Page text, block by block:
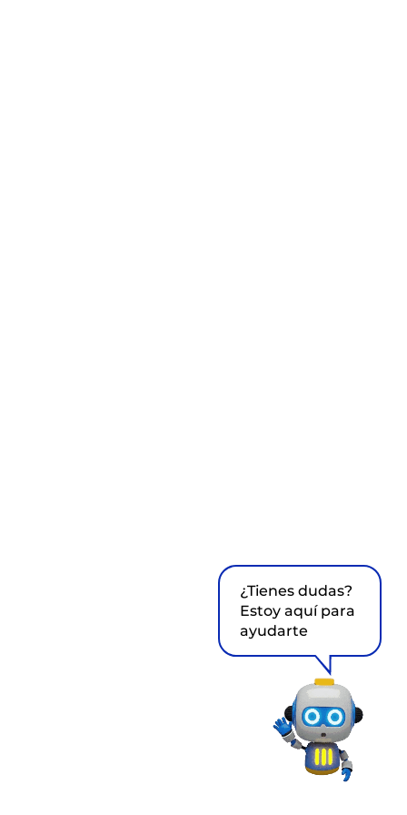
¿Tienes dudas?
Estoy aquí para
ayudarte